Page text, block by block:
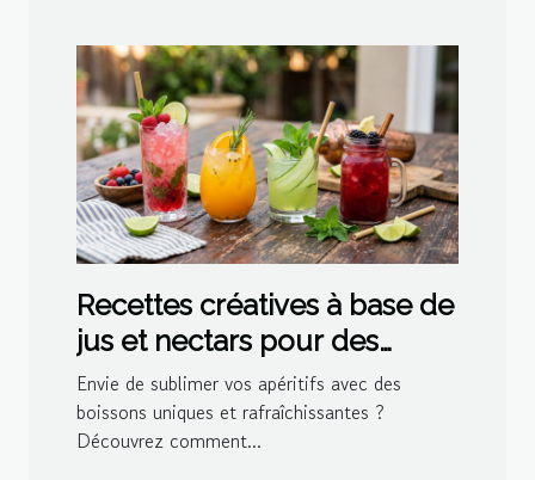
Recettes créatives à base de
jus et nectars pour des
cocktails maison
Envie de sublimer vos apéritifs avec des
boissons uniques et rafraîchissantes ?
Découvrez comment...